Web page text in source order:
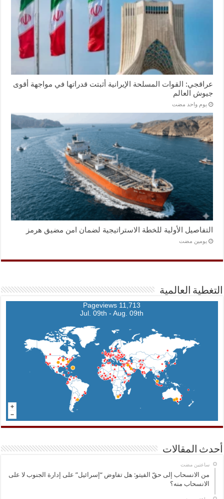
عراقجي: القوات المسلحة الإيرانية أثبتت قدراتها في مواجهة أقوى
جيوش العالم
‏يوم واحد مضت
التفاصيل الأولية للخطة الاستراتيجية لضمان امن مضيق هرمز
‏يومين مضت
التغطية العالمية
11,713 Pageviews
Jul. 09th - Aug. 09th
أحدث المقالات
‏ساعتين مضت
من الانسحاب إلى حقّ الفيتو: هل تفاوض “إسرائيل” على إدارة الجنوب لا على
الانسحاب منه؟